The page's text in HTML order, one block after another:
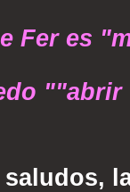
Fer es
""abrir